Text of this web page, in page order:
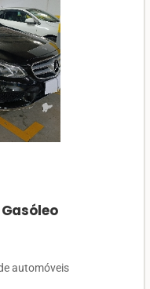
Gasóleo
automóveis